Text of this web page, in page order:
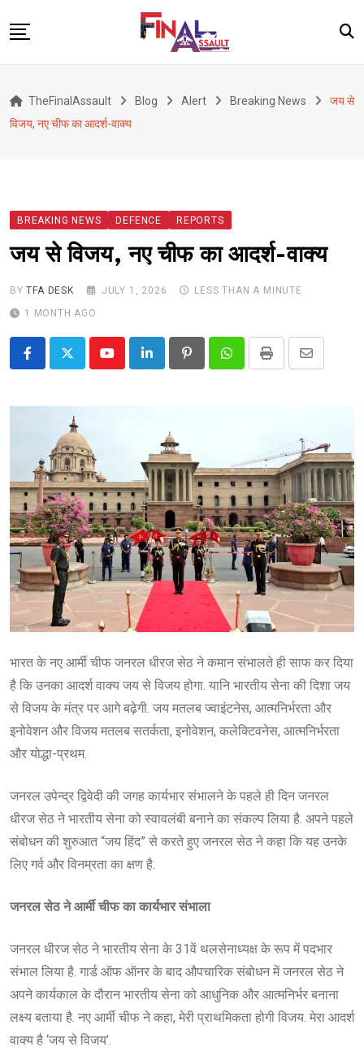
to
War
Alert
Viral
Classified
About Us
TheFinalAssault Blog Alert Breaking News
जय से
विजय, नए चीफ का आदर्श-वाक्य
BREAKING NEWS DEFENCE REPORTS
जय से विजय, नए चीफ का आदर्श-वाक्य
BYTFA DESK JULY 1, 2026
LESS THAN A MINUTE
1 MONTH AGO
YoutubeLinkedIn PinterestWhatsappPrint
Share
भारत के नए आर्मी चीफ जनरल धीरज सेठ ने कमान संभालते ही साफ कर दिया
है कि उनका आदर्श वाक्य जय से विजय होगा. यानि भारतीय सेना की दिशा जय
से विजय के मंत्र पर आगे बढ़ेगी. जय मतलब ज्वाइंटनेस, आत्मनिर्भरता और
इनोवेशन और विजय मतलब सतर्कता, इनोवेशन, कलेक्टिवनेस, आत्मनिर्भरता
और योद्धा-प्रथम.
जनरल उपेन्द्र द्विवेदी की जगह कार्यभार संभालने के पहले ही दिन जनरल
धीरज सेठ ने भारतीय सेना को स्वावलंबी बनाने का संकल्प लिया है. अपने पहले
संबोधन की शुरुआत “जय हिंद” से करते हुए जनरल सेठ ने कहा कि यह उनके
लिए गर्व और विनम्रता का क्षण है.
जनरल सेठ ने आर्मी चीफ का कार्यभार संभाला
जनरल धीरज सेठ ने भारतीय सेना के 31वें थलसेनाध्यक्ष के रूप में पदभार
संभाल लिया है. गार्ड ऑफ ऑनर के बाद औपचारिक संबोधन में जनरल सेठ ने
अपने कार्यकाल के दौरान भारतीय सेना को आधुनिक और आत्मनिर्भर बनाना
लक्ष्य बताया है. नए आर्मी चीफ ने कहा, मेरी प्राथमिकता होगी विजय. मेरा आदर्श
वाक्य है ‘जय से विजय’.